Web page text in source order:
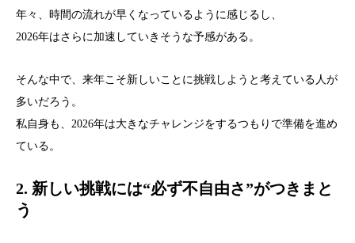
年々、時間の流れが早くなっているように感じるし、
2026年はさらに加速していきそうな予感がある。
そんな中で、来年こそ新しいことに挑戦しようと考えている人が
多いだろう。
私自身も、2026年は大きなチャレンジをするつもりで準備を進め
ている。
2. 新しい挑戦には“必ず不自由さ”がつきまと
う